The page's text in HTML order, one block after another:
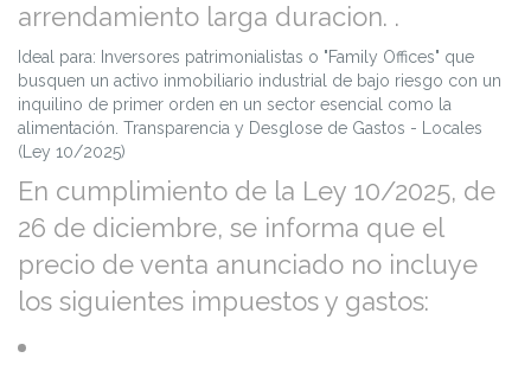
arrendamiento larga duracion. .
Ideal para: Inversores patrimonialistas o "Family Offices" que
busquen un activo inmobiliario industrial de bajo riesgo con un
inquilino de primer orden en un sector esencial como la
alimentación. Transparencia y Desglose de Gastos - Locales
(Ley 10/2025)
En cumplimiento de la Ley 10/2025, de
26 de diciembre, se informa que el
precio de venta anunciado no incluye
los siguientes impuestos y gastos: